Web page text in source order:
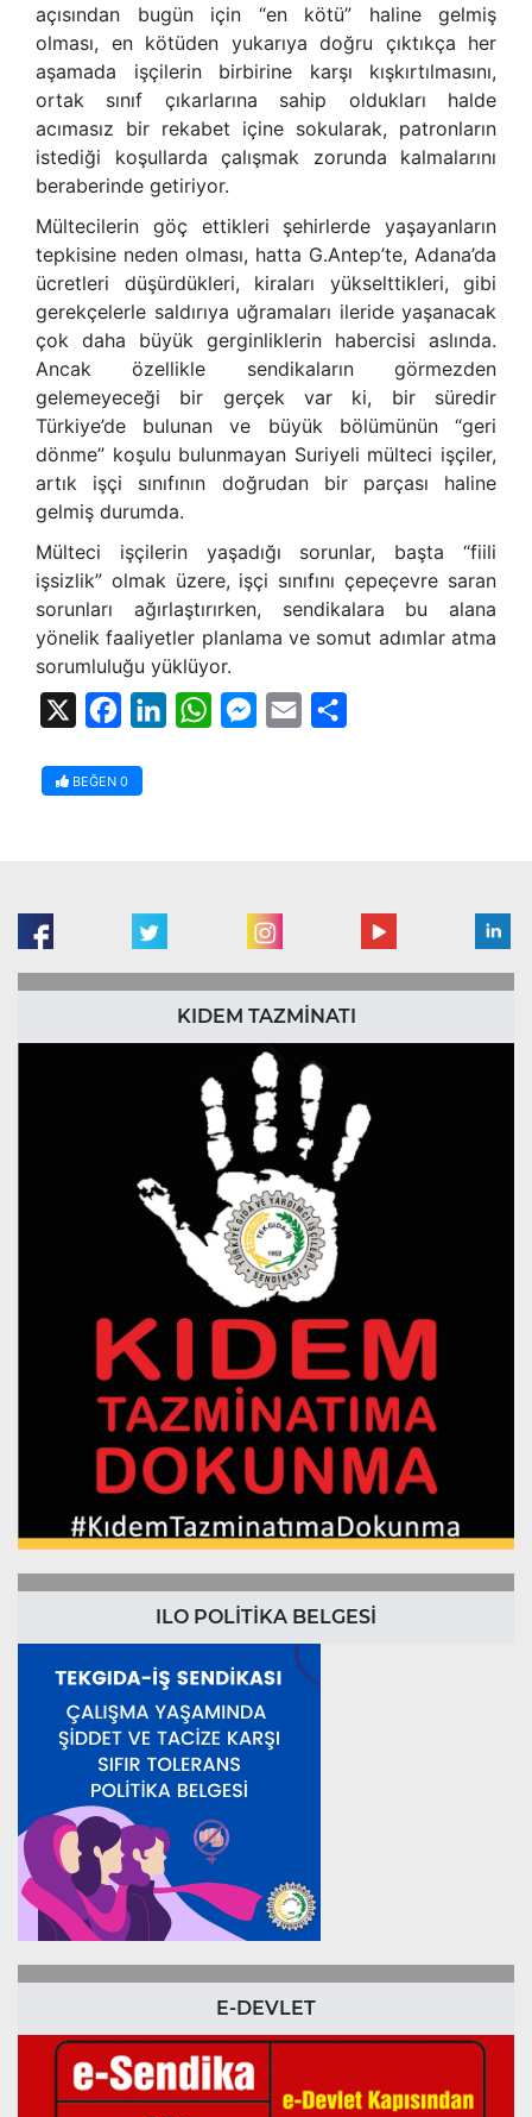
açısından bugün için “en kötü” haline gelmiş
olması, en kötüden yukarıya doğru çıktıkça her
aşamada işçilerin birbirine karşı kışkırtılmasını,
ortak sınıf çıkarlarına sahip oldukları halde
acımasız bir rekabet içine sokularak, patronların
istediği koşullarda çalışmak zorunda kalmalarını
beraberinde getiriyor.
Mültecilerin göç ettikleri şehirlerde yaşayanların
tepkisine neden olması, hatta G.Antep’te, Adana’da
ücretleri düşürdükleri, kiraları yükselttikleri, gibi
gerekçelerle saldırıya uğramaları ileride yaşanacak
çok daha büyük gerginliklerin habercisi aslında.
Ancak özellikle sendikaların görmezden
gelemeyeceği bir gerçek var ki, bir süredir
Türkiye’de bulunan ve büyük bölümünün “geri
dönme” koşulu bulunmayan Suriyeli mülteci işçiler,
artık işçi sınıfının doğrudan bir parçası haline
gelmiş durumda.
Mülteci işçilerin yaşadığı sorunlar, başta “fiili
işsizlik” olmak üzere, işçi sınıfını çepeçevre saran
sorunları ağırlaştırırken, sendikalara bu alana
yönelik faaliyetler planlama ve somut adımlar atma
sorumluluğu yüklüyor.
FacebookLinkedInWhatsAppMessenger
Email
BEĞEN 0
KIDEM TAZMİNATI
ILO POLİTİKA BELGESİ
E-DEVLET